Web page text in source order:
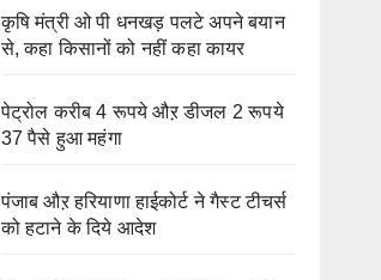
कृषि मंत्री ओ पी धनखड़ पलटे अपने बयान
से, कहा किसानों को नहीं कहा कायर
पेट्रोल करीब 4 रूपये औऱ डीजल 2 रूपये
37 पैसे हुआ महंगा
पंजाब औऱ हरियाणा हाईकोर्ट ने गैस्ट टीचर्स
को हटाने के दिये आदेश